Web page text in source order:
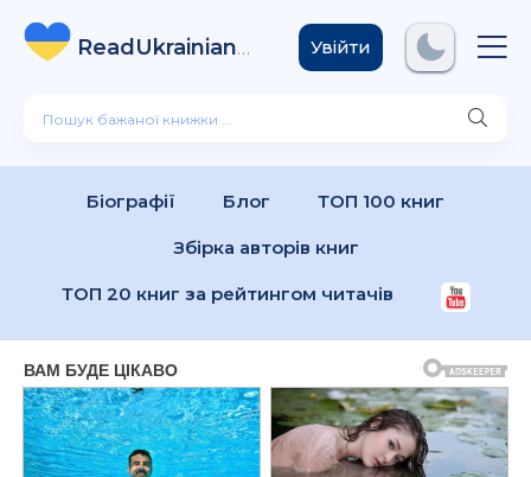
ReadUkrainian
Books .com
Увійти
Біографії Блог ТОП 100 книг
Збірка авторів книг
ТОП 20 книг за рейтингом читачів